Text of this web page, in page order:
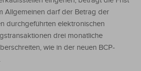
Allgemeinen darf der Betrag der
durchgeführten elektronischen
drei monatliche
wie in der neuen BCP-